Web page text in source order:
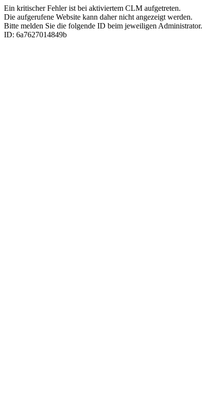
Ein kritischer Fehler ist bei aktiviertem CLM aufgetreten.
Die aufgerufene Website kann daher nicht angezeigt werden.
Bitte melden Sie die folgende ID beim jeweiligen Administrator.
ID: 6a7627014849b